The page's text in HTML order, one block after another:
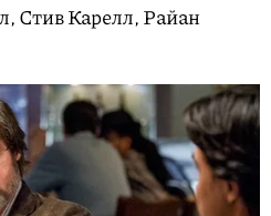
Стив Карелл, Райан